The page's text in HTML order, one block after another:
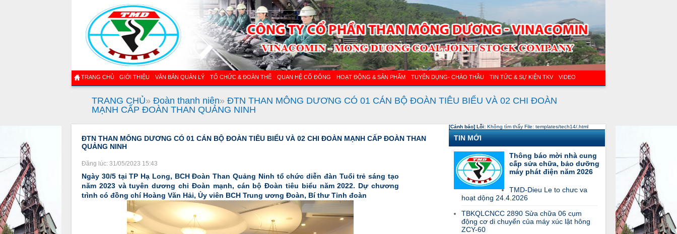
TRANG CHỦ GIỚI THIỆU VĂN BẢN QUẢN LÝ TỔ CHỨC & ĐOÀN THỂ QUAN HỆ CỔ ĐÔNG HOẠT ĐỘNG & SẢN PHẨM TUYỂN DỤNG- CHÀO THẦU TIN TỨC & SỰ KIỆN TKV VIDEO
TRANG CHỦ» Đoàn thanh niên» ĐTN THAN MÔNG DƯƠNG CÓ 01 CÁN BỘ ĐOÀN TIÊU BIỂU VÀ 02 CHI ĐOÀN
MẠNH CẤP ĐOÀN THAN QUẢNG NINH
ĐTN THAN MÔNG DƯƠNG CÓ 01 CÁN BỘ ĐOÀN TIÊU BIỂU VÀ 02 CHI ĐOÀN MẠNH CẤP ĐOÀN THAN
QUẢNG NINH
Đăng lúc: 31/05/2023 15:43
Ngày 30/5 tại TP Hạ Long, BCH Đoàn Than Quảng Ninh tổ chức diễn đàn Tuổi trẻ sáng tạo
năm 2023 và tuyên dương chi Đoàn mạnh, cán bộ Đoàn tiêu biểu năm 2022. Dự chương
trình có đồng chí Hoàng Văn Hải, Ủy viên BCH Trung ương Đoàn, Bí thư Tỉnh đoàn
[Cảnh báo] Lỗi: Không tìm thấy File: templates/tech14/.html
TIN MỚI
Thông báo mời nhà cung
cấp sửa chữa, bảo dưỡng
máy phát điện năm 2026
TMD-Dieu Le to chưc va
hoạt dộng 24.4.2026
TBKQLCNCC 2890 Sửa chữa 06 cụm
động cơ di chuyển của máy xúc lật hông
ZCY-60